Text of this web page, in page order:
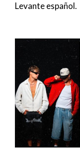
Levante español.